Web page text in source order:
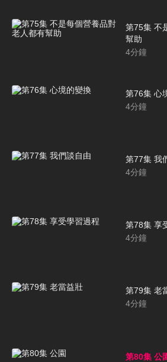
第75集 不
幫助
4分鐘
第76集 心
4分鐘
第77集 我
4分鐘
第78集 享
4分鐘
第79集 老
4分鐘
第80集 公